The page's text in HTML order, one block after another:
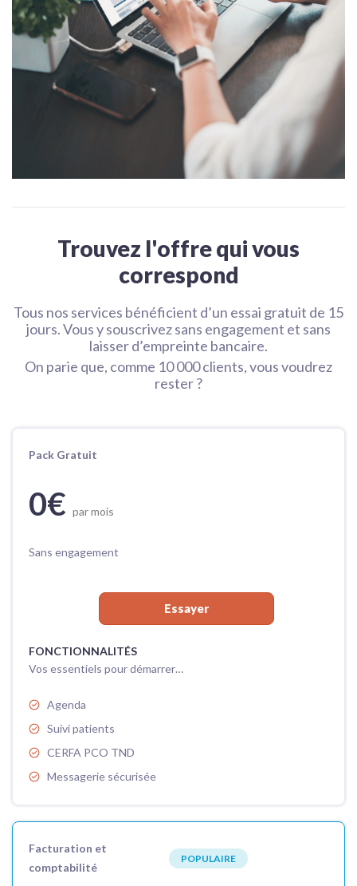
Trouvez l'offre qui vous
correspond
Tous nos services bénéficient d’un essai gratuit de 15
jours. Vous y souscrivez sans engagement et sans
laisser d’empreinte bancaire.
On parie que, comme 10 000 clients, vous voudrez
rester ?
Pack Gratuit
0€ par mois
Sans engagement
Essayer
FONCTIONNALITÉS
Vos essentiels pour démarrer…
Agenda
Suivi patients
CERFA PCO TND
Messagerie sécurisée
Facturation et
comptabilité
POPULAIRE